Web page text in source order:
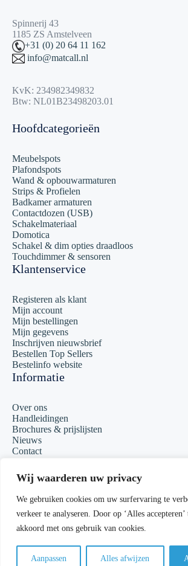
Wij waarderen uw privacy
We gebruiken cookies om uw surfervaring te
verkeer te analyseren. Door op ‘Alles
akkoord met ons gebruik van cookies.
Aanpassen Alles afwijzen
Spinnerij 43
1185 ZS Amstelveen
+31 (0) 20 64 11 162
info@matcall.nl
KvK: 234982349832
Btw: NL01B23498203.01
Hoofdcategorieën
Meubelspots
Plafondspots
Wand & opbouwarmaturen
Strips & Profielen
Badkamer armaturen
Contactdozen (USB)
Schakelmateriaal
Domotica
Schakel & dim opties draadloos
Touchdimmer & sensoren
Klantenservice
Registeren als klant
Mijn account
Mijn bestellingen
Mijn gegevens
Inschrijven nieuwsbrief
Bestellen Top Sellers
Bestelinfo website
Informatie
Over ons
Handleidingen
Brochures & prijslijsten
Nieuws
Contact
Copyright 2023 Matcall
Algemene voorwaarden
Privacyverklaring
Sitemap